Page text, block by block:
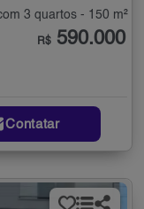
3 quartos - 150 m²
R$ 590.000
Contatar